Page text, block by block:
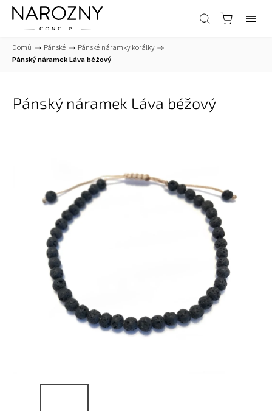
Domů / Pánské / Pánské náramky korálky /
Pánský náramek Láva béžový
Pánský náramek Láva béžový